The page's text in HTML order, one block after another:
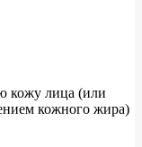
кожу лица (или
кожного жира)